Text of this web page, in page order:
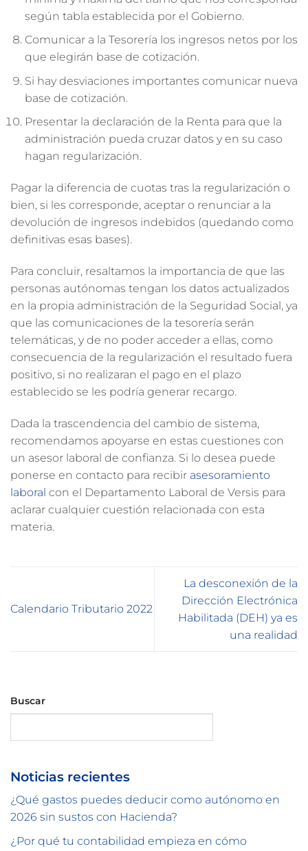
según tabla establecida por el Gobierno.
Comunicar a la Tesorería los ingresos netos por los
que elegirán base de cotización.
Si hay desviaciones importantes comunicar nueva
base de cotización.
Presentar la declaración de la Renta para que la
administración pueda cruzar datos y en su caso
hagan regularización.
Pagar la diferencia de cuotas tras la regularización o
bien, si les corresponde, aceptar o renunciar a la
devolución de ingresos indebidos (quedando como
definitivas esas bases).
Para concluir, resaltamos la importancia de que las
personas autónomas tengan los datos actualizados
en la propia administración de la Seguridad Social, ya
que las comunicaciones de la tesorería serán
telemáticas, y de no poder acceder a ellas, como
consecuencia de la regularización el resultado fuera
positivo, si no realizaran el pago en el plazo
establecido se les podría generar recargo.
Dada la trascendencia del cambio de sistema,
recomendamos apoyarse en estas cuestiones con
un asesor laboral de confianza. Si lo desea puede
ponerse en contacto para recibir asesoramiento
laboral con el Departamento Laboral de Versis para
aclarar cualquier cuestión relacionada con esta
materia.
Calendario Tributario 2022
La desconexión de la
Dirección Electrónica
Habilitada (DEH) ya es
una realidad
Buscar
Noticias recientes
¿Qué gastos puedes deducir como autónomo en
2026 sin sustos con Hacienda?
¿Por qué tu contabilidad empieza en cómo